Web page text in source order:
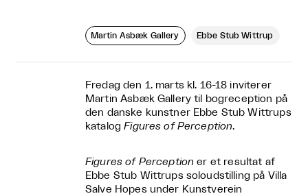
Martin Asbæk Gallery Ebbe Stub Wittrup
Fredag den 1. marts kl. 16-18 inviterer
Martin Asbæk Gallery til bogreception på
den danske kunstner Ebbe Stub Wittrups
katalogFigures of Perception.
Figures of Perception er et resultat af
Ebbe Stub Wittrups soloudstilling på Villa
Salve Hopes under Kunstverein